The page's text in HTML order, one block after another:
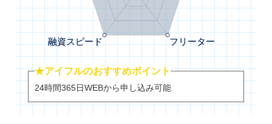
★アイフルのおすすめポイント
24時間365日WEBから申し込み可能